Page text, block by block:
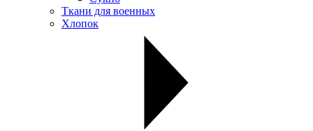
Ткани для военных
Хлопок